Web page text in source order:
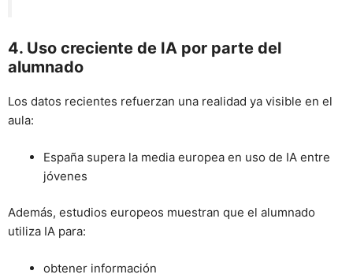
4. Uso creciente de IA por parte del
alumnado
Los datos recientes refuerzan una realidad ya visible en el
aula:
España supera la media europea en uso de IA entre
jóvenes
Además, estudios europeos muestran que el alumnado
utiliza IA para:
obtener información